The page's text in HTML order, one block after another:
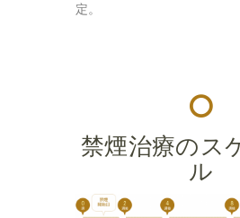
定。
禁煙治療のス
ル